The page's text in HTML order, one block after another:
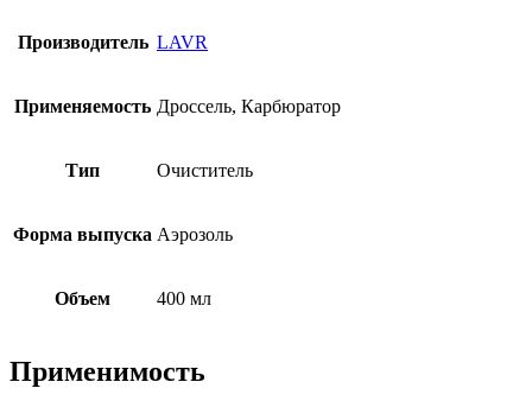
Производитель LAVR
Применяемость Дроссель, Карбюратор
Тип Очиститель
Форма выпуска Аэрозоль
Объем 400 мл
Применимость